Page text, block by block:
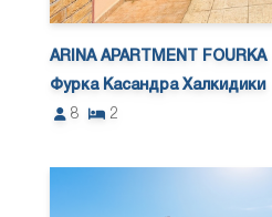
ARINA APARTMENT FOURKA
Фурка Касандра Халкидики
8
2